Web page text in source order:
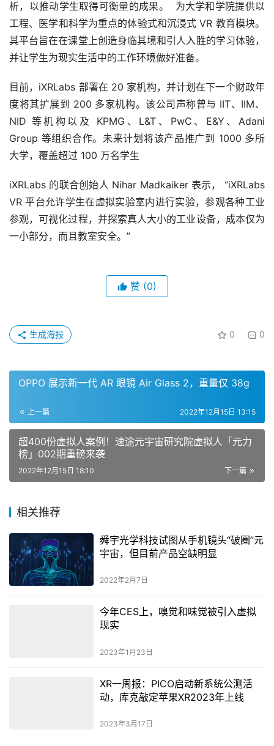
析，以推动学生取得可衡量的成果。  为大学和学院提供以
工程、医学和科学为重点的体验式和沉浸式 VR 教育模块。
其平台旨在在课堂上创造身临其境和引人入胜的学习体验，
并让学生为现实生活中的工作环境做好准备。
目前，iXRLabs 部署在 20 家机构，并计划在下一个财政年
度将其扩展到 200 多家机构。该公司声称曾与 IIT、IIM、
NID 等机构以及 KPMG、L&T、PwC、E&Y、Adani
Group 等组织合作。未来计划将该产品推广到 1000 多所
大学，覆盖超过 100 万名学生
iXRLabs 的联合创始人 Nihar Madkaiker 表示， “iXRLabs
VR 平台允许学生在虚拟实验室内进行实验，参观各种工业
参观，可视化过程，并探索真人大小的工业设备，成本仅为
一小部分，而且教室安全。”
赞 (0)
0 0
生成海报
OPPO 展示新一代 AR 眼镜 Air Glass 2，重量仅 38g
上一篇 2022年12月15日 13:15
超400份虚拟人案例！速途元宇宙研究院虚拟人「元力
榜」002期重磅来袭
下一篇
2022年12月15日 18:10
相关推荐
舜宇光学科技试图从手机镜头“破圈”元
宇宙，但目前产品空缺明显
2022年2月7日
今年CES上，嗅觉和味觉被引入虚拟
现实
2023年1月23日
XR一周报：PICO启动新系统公测活
动，库克敲定苹果XR2023年上线
2023年3月17日